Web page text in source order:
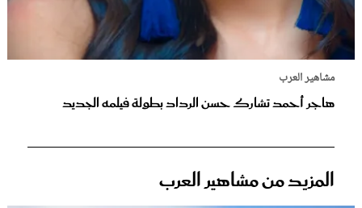
مشاهير العرب
هاجر أحمد تشارك حسن الرداد بطولة فيلمه الجديد
المزيد من مشاهير العرب